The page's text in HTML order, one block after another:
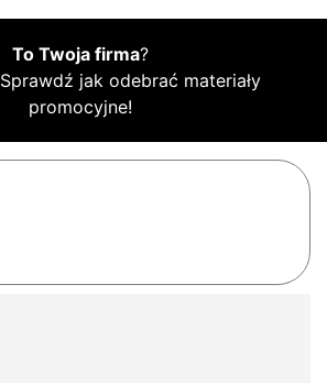
To Twoja firma?
Sprawdź jak odebrać materiały
promocyjne!